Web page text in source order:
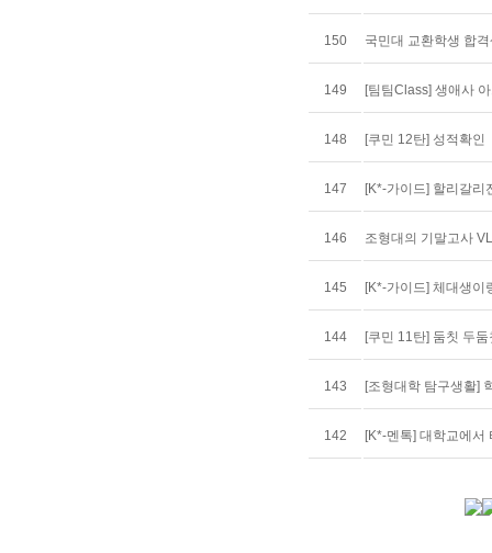
150 국민대 교환학생 합
149 [팀팀Class] 생애사
148 [쿠민 12탄] 성적확인
147 [K*-가이드] 할리갈리
146 조형대의 기말고사
145 [K*-가이드] 체대생이
144 [쿠민 11탄] 둠칫 두둠
143 [조형대학 탐구생활]
142 [K*-멘톡] 대학교에서